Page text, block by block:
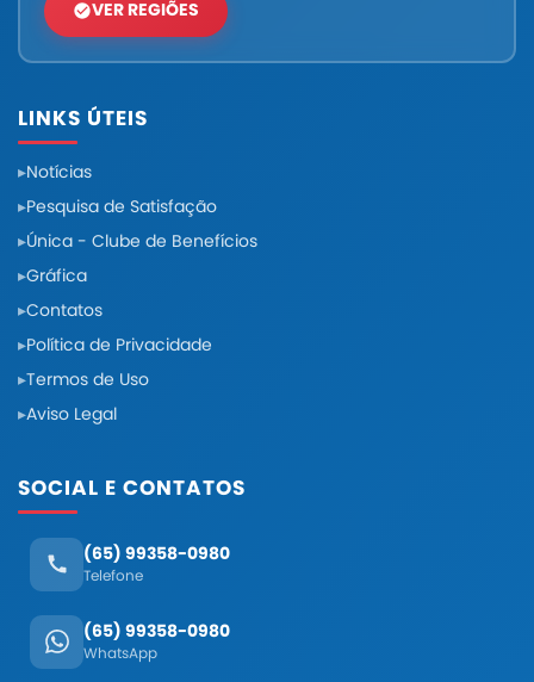
VER REGIÕES
LINKS ÚTEIS
Notícias
Pesquisa de Satisfação
Única - Clube de Benefícios
Gráfica
Contatos
Política de Privacidade
Termos de Uso
Aviso Legal
SOCIAL E CONTATOS
(65) 99358-0980
Telefone
(65) 99358-0980
WhatsApp